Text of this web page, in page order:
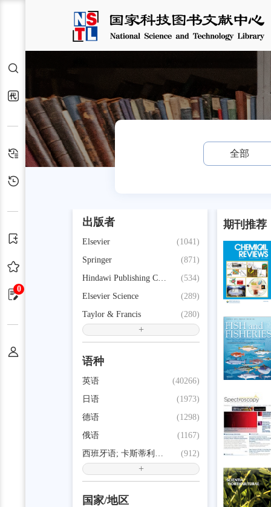
代查代借
检索历史
0
全部
出版者
(1041)
Elsevier
(871)
Springer
(534)
Hindawi Publishing Corporation
(289)
Elsevier Science
(280)
Taylor & Francis
+
语种
(40266)
英语
(1973)
日语
(1298)
德语
(1167)
俄语
(912)
西班牙语; 卡斯蒂利亚语
+
国家/地区
期刊推荐